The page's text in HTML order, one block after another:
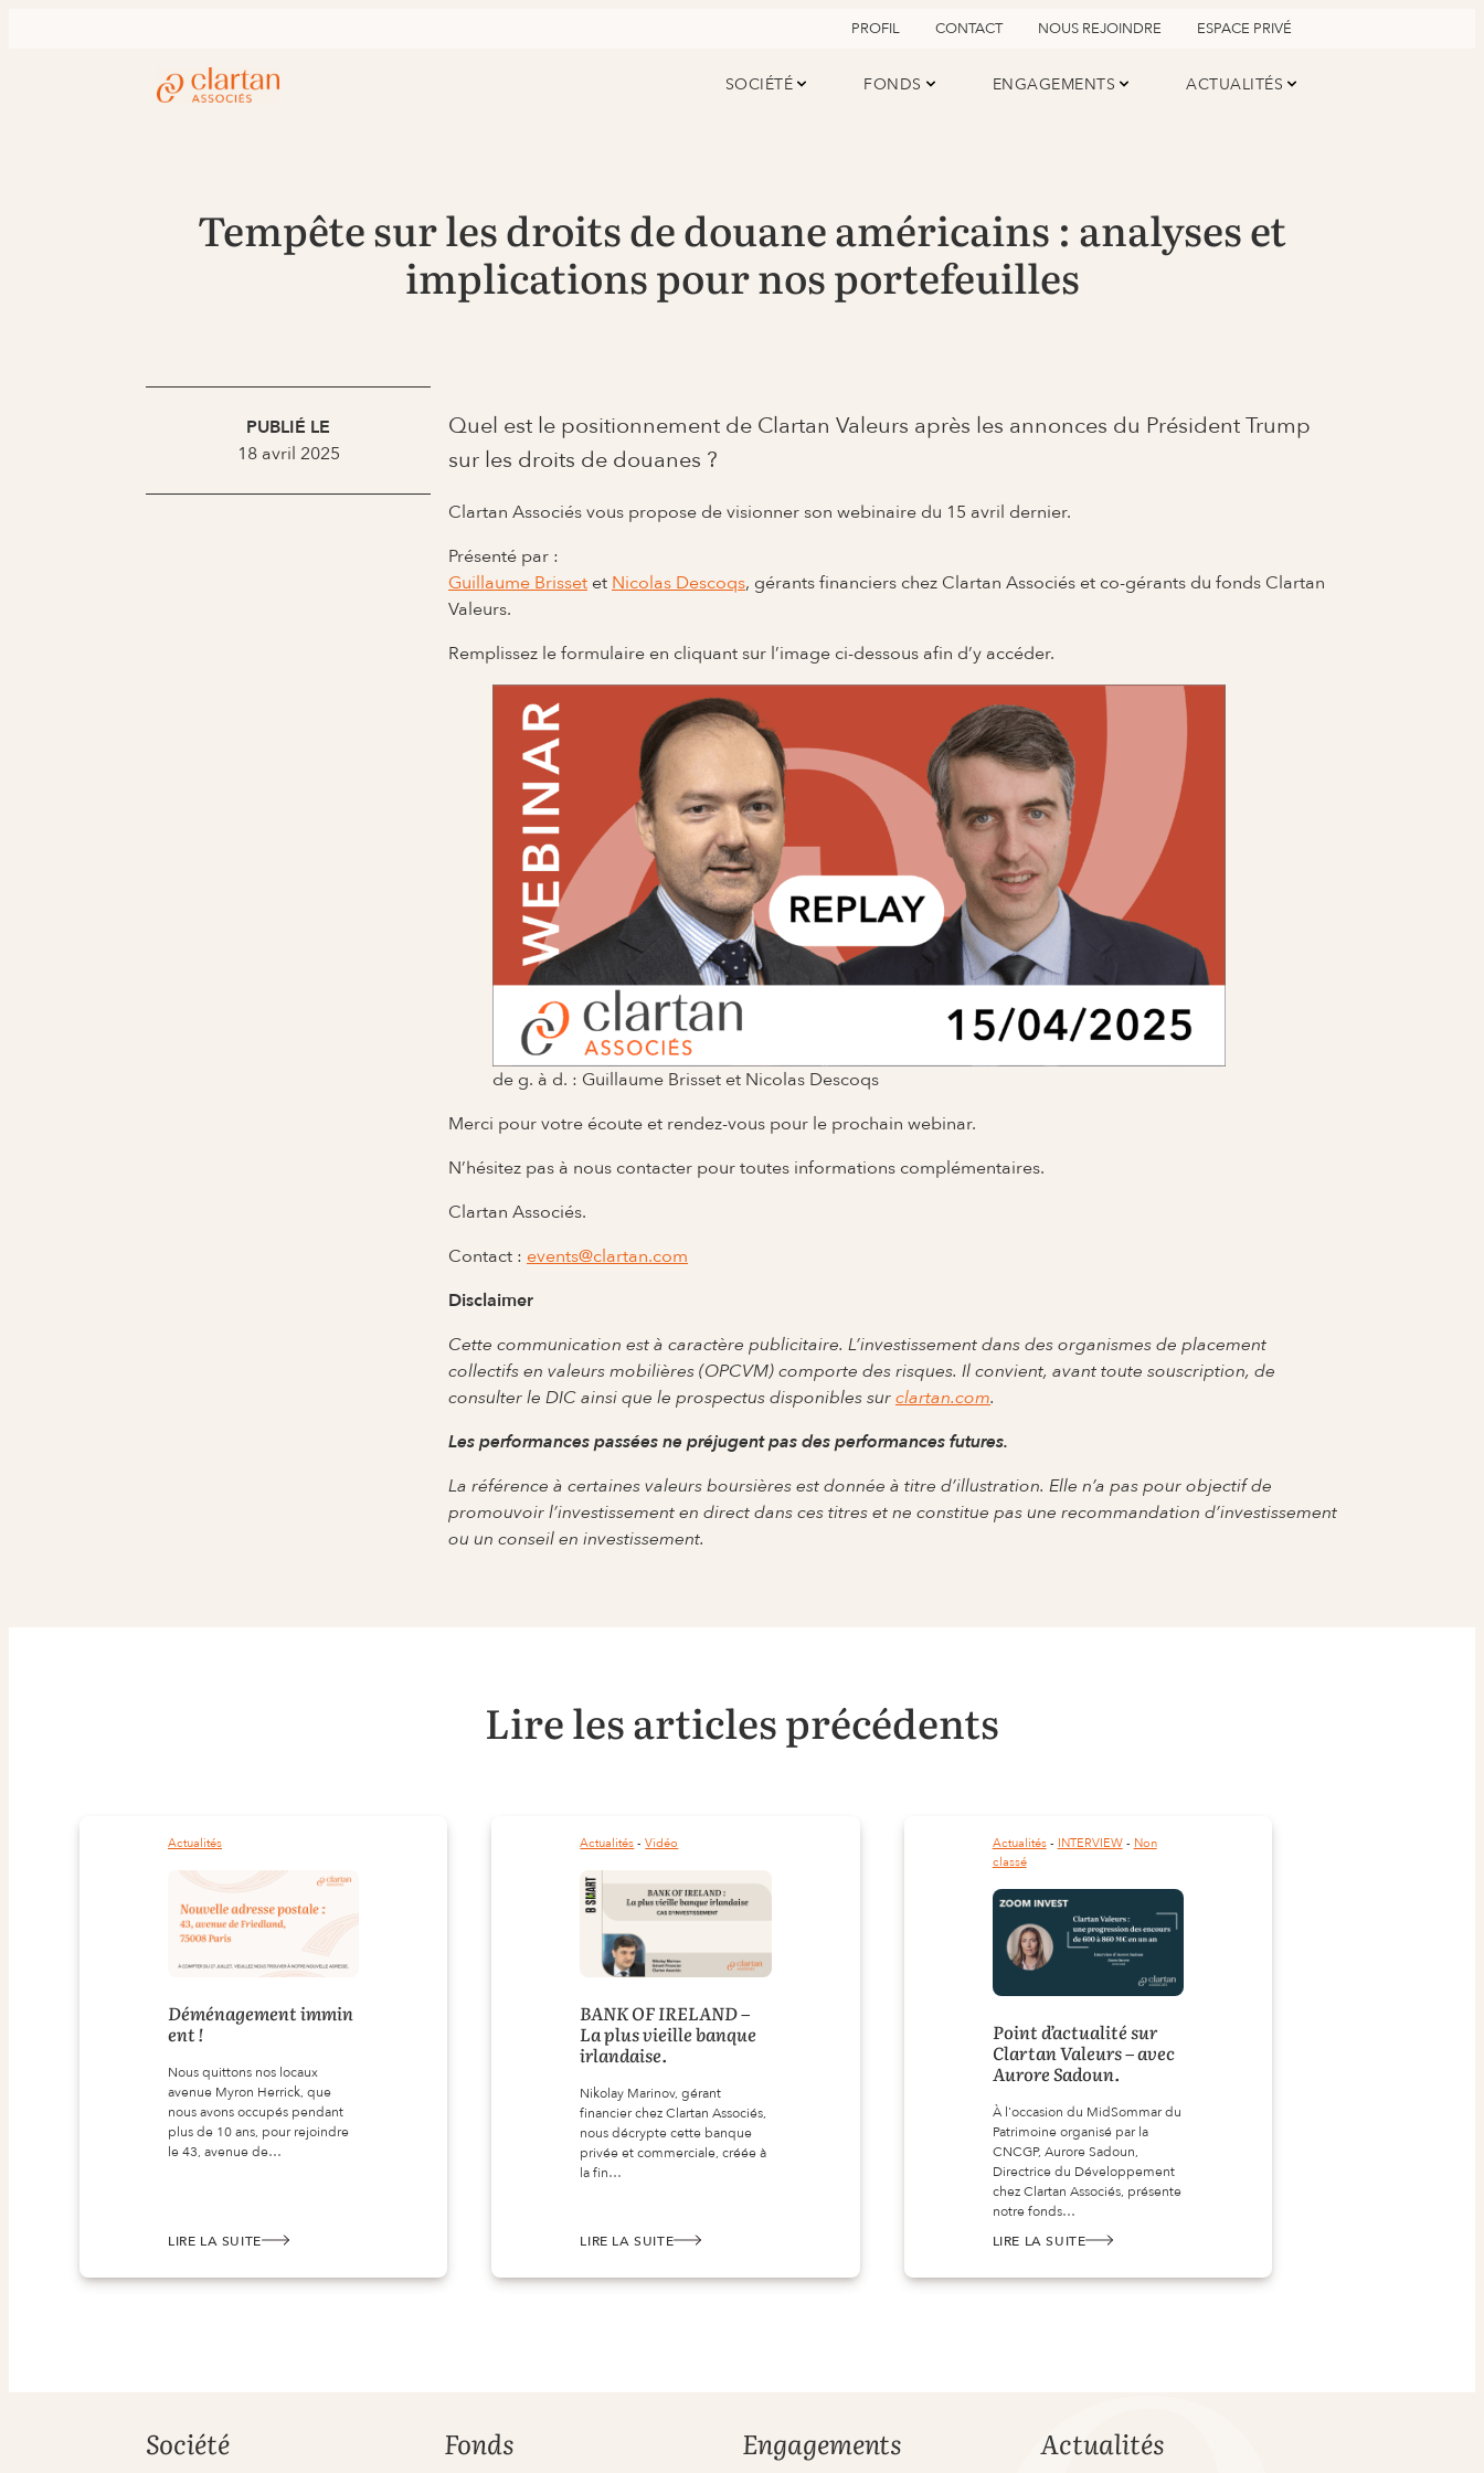
PROFIL CONTACT NOUS REJOINDRE ESPACE PRIVÉ
SOCIÉTÉ FONDS ENGAGEMENTS ACTUALITÉS
Tempête sur les droits de douane américains : analyses et
implications pour nos portefeuilles
PUBLIÉ LE
18 avril 2025
Quel est le positionnement de Clartan Valeurs après les annonces du Président Trump
sur les droits de douanes ?
Clartan Associés vous propose de visionner son webinaire du 15 avril dernier.
Présenté par :
Guillaume Brisset et Nicolas Descoqs, gérants financiers chez Clartan Associés et co-gérants du fonds Clartan
Valeurs.
Remplissez le formulaire en cliquant sur l’image ci-dessous afin d’y accéder.
de g. à d. : Guillaume Brisset et Nicolas Descoqs
Merci pour votre écoute et rendez-vous pour le prochain webinar.
N’hésitez pas à nous contacter pour toutes informations complémentaires.
Clartan Associés.
Contact : events@clartan.com
Disclaimer
Cette communication est à caractère publicitaire. L’investissement dans des organismes de placement
collectifs en valeurs mobilières (OPCVM) comporte des risques. Il convient, avant toute souscription, de
consulter le DIC ainsi que le prospectus disponibles surclartan.com.
Les performances passées ne préjugent pas des performances futures.
La référence à certaines valeurs boursières est donnée à titre d’illustration. Elle n’a pas pour objectif de
promouvoir l’investissement en direct dans ces titres et ne constitue pas une recommandation d’investissement
ou un conseil en investissement.
Lire les articles précédents
Actualités
Déménagement immin
ent !
Nous quittons nos locaux
avenue Myron Herrick, que
nous avons occupés pendant
plus de 10 ans, pour rejoindre
le 43, avenue de…
LIRE LA SUITE
:
Actualités - Vidéo
BANK OF IRELAND –
La plus vieille banque
irlandaise.
Nikolay Marinov, gérant
financier chez Clartan Associés,
nous décrypte cette banque
privée et commerciale, créée à
la fin…
LIRE LA SUITE
:
IRELAND
Actualités - INTERVIEW - Non
classé
Point d’actualité sur
Clartan Valeurs – avec
Aurore Sadoun.
À l'occasion du MidSommar du
Patrimoine organisé par la
CNCGP, Aurore Sadoun,
Directrice du Développement
chez Clartan Associés, présente
notre fonds…
LIRE LA SUITE
:
SUR
Société Fonds Engagements Actualités